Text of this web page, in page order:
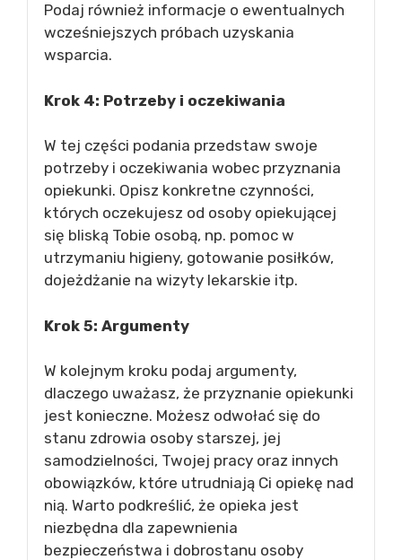
Podaj również informacje o ewentualnych
wcześniejszych próbach uzyskania
wsparcia.
Krok 4: Potrzeby i oczekiwania
W tej części podania przedstaw swoje
potrzeby i oczekiwania wobec przyznania
opiekunki. Opisz konkretne czynności,
których oczekujesz od osoby opiekującej
się bliską Tobie osobą, np. pomoc w
utrzymaniu higieny, gotowanie posiłków,
dojeżdżanie na wizyty lekarskie itp.
Krok 5: Argumenty
W kolejnym kroku podaj argumenty,
dlaczego uważasz, że przyznanie opiekunki
jest konieczne. Możesz odwołać się do
stanu zdrowia osoby starszej, jej
samodzielności, Twojej pracy oraz innych
obowiązków, które utrudniają Ci opiekę nad
nią. Warto podkreślić, że opieka jest
niezbędna dla zapewnienia
bezpieczeństwa i dobrostanu osoby